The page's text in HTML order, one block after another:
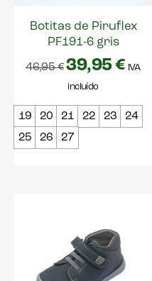
Botitas de Piruflex
PF191-6 gris
46,95€ 39,95€ IVA
incluído
19 20 21 22 23
24
25
26 27